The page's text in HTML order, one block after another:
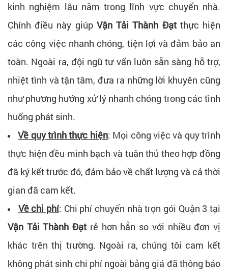
kinh nghiệm lâu năm trong lĩnh vực chuyển nhà.
Chính điều này giúp Vận Tải Thành Đạtthực hiện
các công việc nhanh chóng, tiện lợi và đảm bảo an
toàn. Ngoài ra, đội ngũ tư vấn luôn sẵn sàng hỗ trợ,
nhiệt tình và tận tâm, đưa ra những lời khuyên cũng
như phương hướng xử lý nhanh chóng trong các tình
huống phát sinh.
Về quy trình thực hiện: Mọi công việc và quy trình
thực hiện đều minh bạch và tuân thủ theo hợp đồng
đã ký kết trước đó, đảm bảo về chất lượng và cả thời
gian đã cam kết.
Về chi phí: Chi phí chuyển nhà trọn gói Quận 3 tại
Vận Tải Thành Đạt rẻ hơn hẳn so với nhiều đơn vị
khác trên thị trường. Ngoài ra, chúng tôi cam kết
không phát sinh chi phí ngoài bảng giá đã thông báo